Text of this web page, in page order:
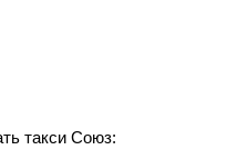
такси Союз: